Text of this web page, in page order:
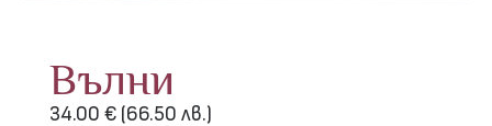
Вълни
34.00 € (66.50 лв.)